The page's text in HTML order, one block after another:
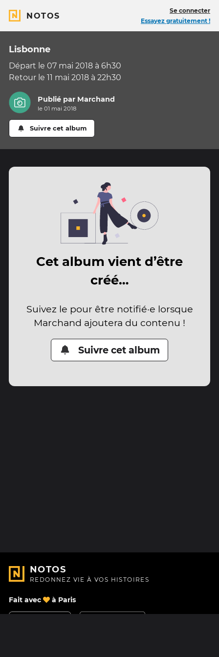
NOTOS
Se connecter
Essayez gratuitement !
Lisbonne
Départ le 07 mai 2018 à 6h30
Retour le 11 mai 2018 à 22h30
Publié par Marchand
le 01 mai 2018
Suivre cet album
Cet album vient d’être
créé…
Suivez le pour être notifié·e lorsque
Marchand ajoutera du contenu !
Suivre cet album
NOTOS
REDONNEZ VIE À VOS HISTOIRES
Fait avec à Paris